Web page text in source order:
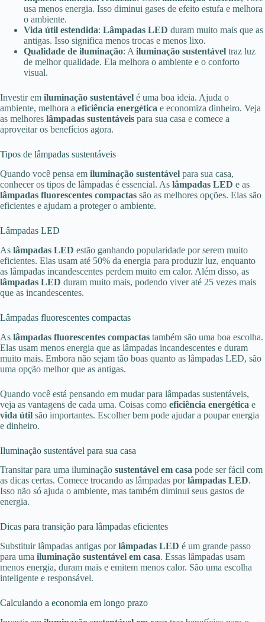
usa menos energia. Isso diminui gases de efeito estufa e melhora
o ambiente.
Vida útil estendida: Lâmpadas LED duram muito mais que as
antigas. Isso significa menos trocas e menos lixo.
Qualidade de iluminação: A iluminação sustentável traz luz
de melhor qualidade. Ela melhora o ambiente e o conforto
visual.
Investir em iluminação sustentável é uma boa ideia. Ajuda o
ambiente, melhora a eficiência energética e economiza dinheiro. Veja
as melhores lâmpadas sustentáveis para sua casa e comece a
aproveitar os benefícios agora.
Tipos de lâmpadas sustentáveis
Quando você pensa em iluminação sustentável para sua casa,
conhecer os tipos de lâmpadas é essencial. As lâmpadas LED e as
lâmpadas fluorescentes compactas são as melhores opções. Elas são
eficientes e ajudam a proteger o ambiente.
Lâmpadas LED
As lâmpadas LED estão ganhando popularidade por serem muito
eficientes. Elas usam até 50% da energia para produzir luz, enquanto
as lâmpadas incandescentes perdem muito em calor. Além disso, as
lâmpadas LED duram muito mais, podendo viver até 25 vezes mais
que as incandescentes.
Lâmpadas fluorescentes compactas
As lâmpadas fluorescentes compactas também são uma boa escolha.
Elas usam menos energia que as lâmpadas incandescentes e duram
muito mais. Embora não sejam tão boas quanto as lâmpadas LED, são
uma opção melhor que as antigas.
Quando você está pensando em mudar para lâmpadas sustentáveis,
veja as vantagens de cada uma. Coisas como eficiência energética e
vida útil são importantes. Escolher bem pode ajudar a poupar energia
e dinheiro.
Iluminação sustentável para sua casa
Transitar para uma iluminação sustentável em casa pode ser fácil com
as dicas certas. Comece trocando as lâmpadas porlâmpadas LED.
Isso não só ajuda o ambiente, mas também diminui seus gastos de
energia.
Dicas para transição para lâmpadas eficientes
Substituir lâmpadas antigas porlâmpadas LED é um grande passo
para uma iluminação sustentável em casa. Essas lâmpadas usam
menos energia, duram mais e emitem menos calor. São uma escolha
inteligente e responsável.
Calculando a economia em longo prazo